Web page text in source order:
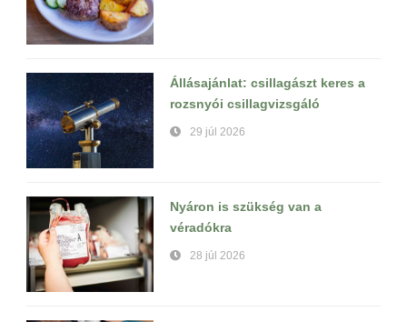
Állásajánlat: csillagászt keres a
rozsnyói csillagvizsgáló
29 júl 2026
Nyáron is szükség van a
véradókra
28 júl 2026